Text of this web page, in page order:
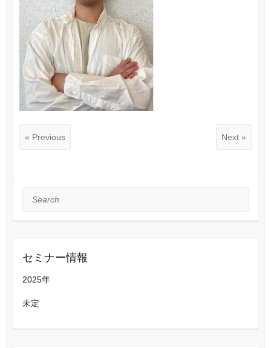
« Previous Next »
Search
セミナー情報
2025年
未定